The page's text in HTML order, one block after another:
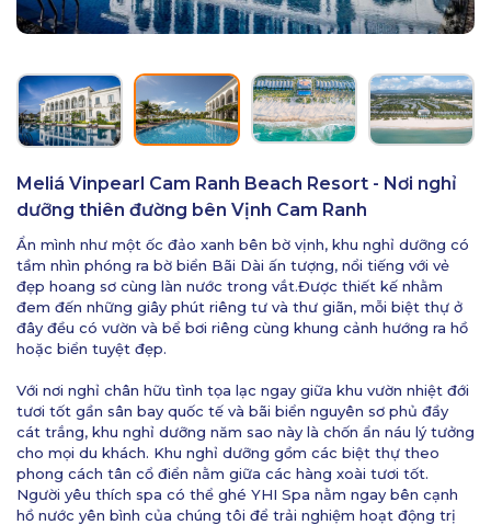
Meliá Vinpearl Cam Ranh Beach Resort - Nơi nghỉ
dưỡng thiên đường bên Vịnh Cam Ranh
Ẩn mình như một ốc đảo xanh bên bờ vịnh, khu nghỉ dưỡng có
tầm nhìn phóng ra bờ biển Bãi Dài ấn tượng, nổi tiếng với vẻ
đẹp hoang sơ cùng làn nước trong vắt.Được thiết kế nhằm
đem đến những giây phút riêng tư và thư giãn, mỗi biệt thự ở
đây đều có vườn và bể bơi riêng cùng khung cảnh hướng ra hồ
hoặc biển tuyệt đẹp.
Với nơi nghỉ chân hữu tình tọa lạc ngay giữa khu vườn nhiệt đới
tươi tốt gần sân bay quốc tế và bãi biển nguyên sơ phủ đầy
cát trắng, khu nghỉ dưỡng năm sao này là chốn ẩn náu lý tưởng
cho mọi du khách. Khu nghỉ dưỡng gồm các biệt thự theo
phong cách tân cổ điển nằm giữa các hàng xoài tươi tốt.
Người yêu thích spa có thể ghé YHI Spa nằm ngay bên cạnh
hồ nước yên bình của chúng tôi để trải nghiệm hoạt động trị